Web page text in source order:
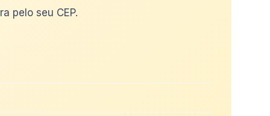
pelo seu CEP.